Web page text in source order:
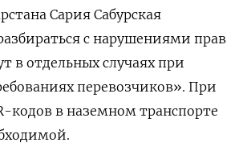
Сария Сабурская
с нарушениями прав
в отдельных случаях при
перевозчиков». При
кодов в наземном транспорте